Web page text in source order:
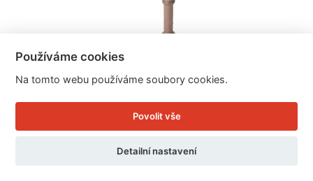
Litinové krmítko na noze 22,5x22,5x38,5cm
Používáme cookies
Na tomto webu používáme soubory cookies.
Povolit vše
Detailní nastavení